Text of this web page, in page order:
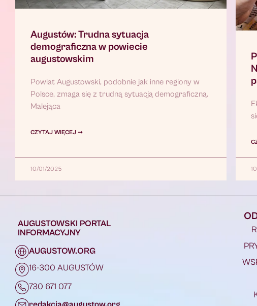
Augustów: Trudna sytuacja
demograficzna w powiecie
augustowskim
Powiat Augustowski, podobnie jak inne regiony w
Polsce, zmaga się z trudną sytuacją demograficzną.
Malejąca
CZYTAJ WIĘCEJ ➞
10/01/2025
AUGUSTOWSKI PORTAL
INFORMACYJNY
AUGUSTOW.ORG
16-300 AUGUSTÓW
730 671 077